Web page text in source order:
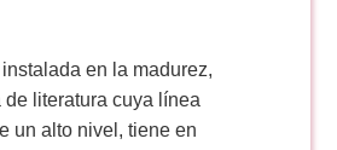
en la madurez,
de literatura cuya línea
un alto nivel, tiene en